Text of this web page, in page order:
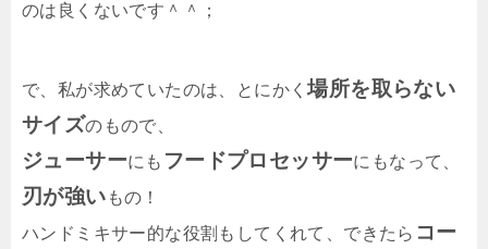
のは良くないです＾＾；
で、私が求めていたのは、とにかく場所を取らない
サイズのもので、
ジューサーにも フードプロセッサーにもなって、
刃が強い もの！
ハンドミキサー的な役割もしてくれて、できたら コー